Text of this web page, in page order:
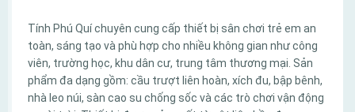
Tính Phú Quí chuyên cung cấp thiết bị sân chơi trẻ em an
toàn, sáng tạo và phù hợp cho nhiều không gian như công
viên, trường học, khu dân cư, trung tâm thương mại. Sản
phẩm đa dạng gồm: cầu trượt liên hoàn, xích đu, bập bênh,
nhà leo núi, sàn cao su chống sốc và các trò chơi vận động